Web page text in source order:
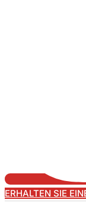
ERHALTEN SIE